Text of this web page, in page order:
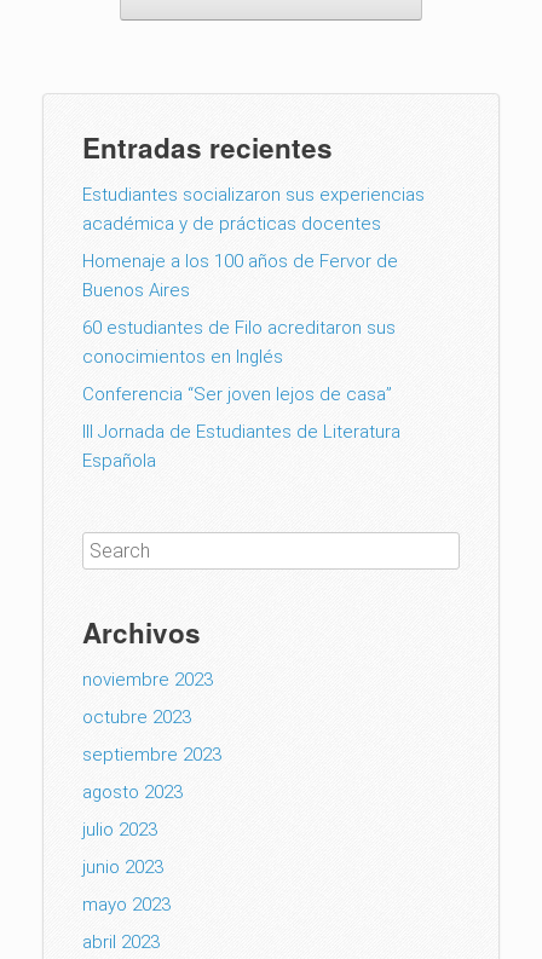
Entradas recientes
Estudiantes socializaron sus experiencias
académica y de prácticas docentes
Homenaje a los 100 años de Fervor de
Buenos Aires
60 estudiantes de Filo acreditaron sus
conocimientos en Inglés
Conferencia “Ser joven lejos de casa”
III Jornada de Estudiantes de Literatura
Española
Archivos
noviembre 2023
octubre 2023
septiembre 2023
agosto 2023
julio 2023
junio 2023
mayo 2023
abril 2023